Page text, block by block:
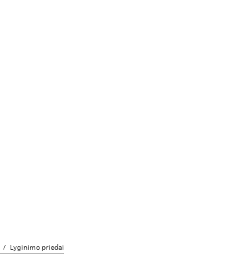
Lyginimo priedai